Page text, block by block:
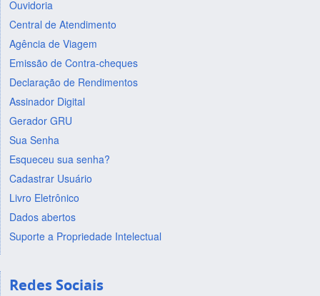
Ouvidoria
Central de Atendimento
Agência de Viagem
Emissão de Contra-cheques
Declaração de Rendimentos
Assinador Digital
Gerador GRU
Sua Senha
Esqueceu sua senha?
Cadastrar Usuário
Livro Eletrônico
Dados abertos
Suporte a Propriedade Intelectual
Redes Sociais